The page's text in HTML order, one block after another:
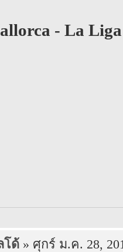
- La
โด้ » ศุกร์ ม.ค. 28,